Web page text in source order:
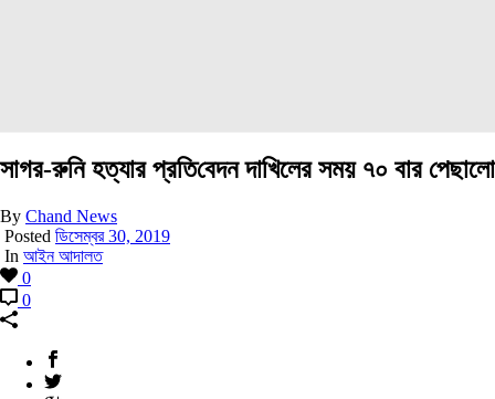
সাগর-রুনি হত্যার প্র‌তি‌বেদন দা‌খিলের সময় ৭০ বার পেছালো
By Chand News
Posted ডিসেম্বর 30, 2019
In আইন আদালত
0
0